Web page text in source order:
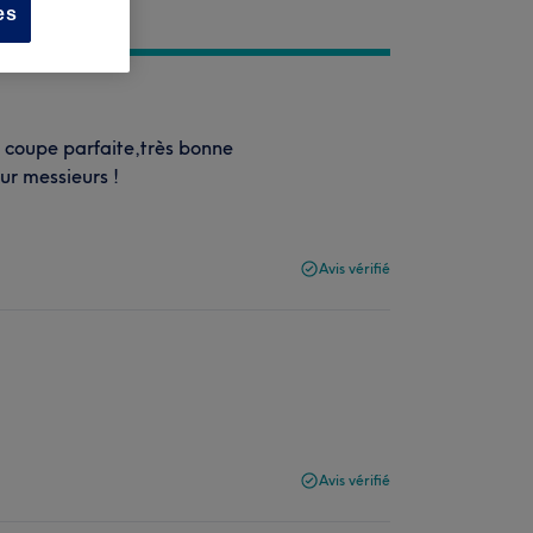
parfaite,très bonne
messieurs !
Avis vérifié
Avis vérifié